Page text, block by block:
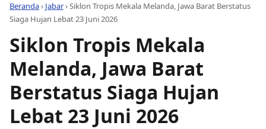
Beranda› Jabar›Siklon Tropis Mekala Melanda, Jawa Barat Berstatus
Siaga Hujan Lebat 23 Juni 2026
Siklon Tropis Mekala
Melanda, Jawa Barat
Berstatus Siaga Hujan
Lebat 23 Juni 2026